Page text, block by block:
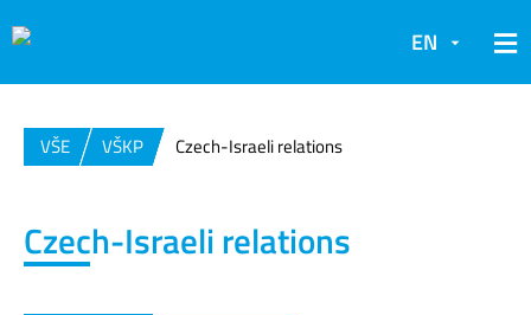
EN
VŠE VŠKP Czech-Israeli relations
Czech-Israeli relations